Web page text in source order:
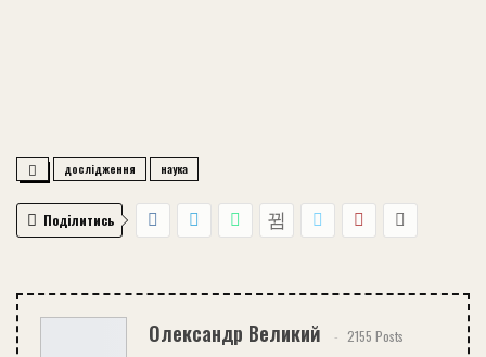
дослідження наука
Поділитись
Олександр Великий 2155 Posts